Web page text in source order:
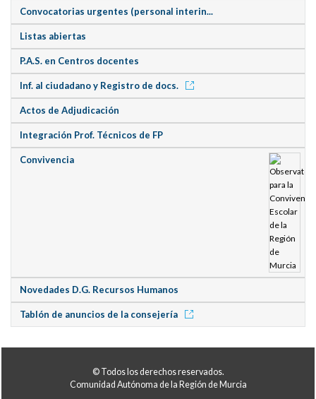
Convocatorias urgentes (personal interin...
Listas abiertas
P.A.S. en Centros docentes
Inf. al ciudadano y Registro de docs.
Actos de Adjudicación
Integración Prof. Técnicos de FP
Convivencia
Novedades D.G. Recursos Humanos
Tablón de anuncios de la consejería
© Todos los derechos reservados.
Comunidad Autónoma de la Región de Murcia